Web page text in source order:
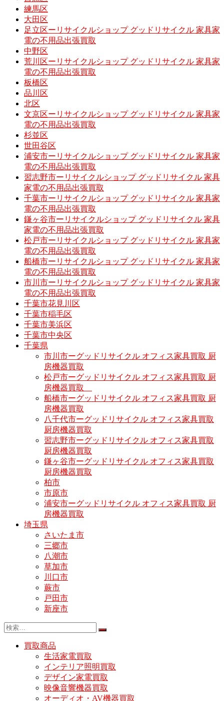
練馬区
大田区
足立区ーリサイクルショップ グッドリサイクル 家具家
電の不用品出張買取
中野区
荒川区ーリサイクルショップ グッドリサイクル 家具家
電の不用品出張買取
板橋区
品川区
北区
文京区ーリサイクルショップ グッドリサイクル 家具家
電の不用品出張買取
杉並区
世田谷区
浦安市ーリサイクルショップ グッドリサイクル 家具家
電の不用品出張買取
習志野市ーリサイクルショップ グッドリサイクル 家具
家電の不用品出張買取
千葉市ーリサイクルショップ グッドリサイクル 家具家
電の不用品出張買取
鎌ヶ谷市ーリサイクルショップ グッドリサイクル 家具
家電の不用品出張買取
松戸市ーリサイクルショップ グッドリサイクル 家具家
電の不用品出張買取
船橋市ーリサイクルショップ グッドリサイクル 家具家
電の不用品出張買取
市川市ーリサイクルショップ グッドリサイクル 家具家
電の不用品出張買取
千葉市花見川区
千葉市稲毛区
千葉市美浜区
千葉市中央区
千葉県
市川市ーグッドリサイクル オフィス家具買取 厨
房機器買取
松戸市ーグッドリサイクル オフィス家具買取 厨
房機器買取
船橋市ーグッドリサイクル オフィス家具買取 厨
房機器買取
八千代市ーグッドリサイクル オフィス家具買取
厨房機器買取
習志野市ーグッドリサイクル オフィス家具買取
厨房機器買取
鎌ヶ谷市ーグッドリサイクル オフィス家具買取
厨房機器買取
柏市
市原市
浦安市ーグッドリサイクル オフィス家具買取 厨
房機器買取
埼玉県
さいたま市
三郷市
八潮市
草加市
川口市
蕨市
戸田市
新座市
買取商品
生活家電買取
インテリア照明買取
デザイン家電買取
映像音響機器買取
オーディオ・AV機器買取